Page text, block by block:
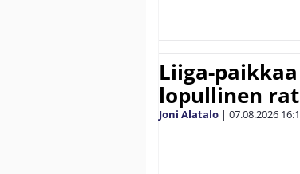
Liiga-
lopullinen
Joni Alatalo | 07.08.2026